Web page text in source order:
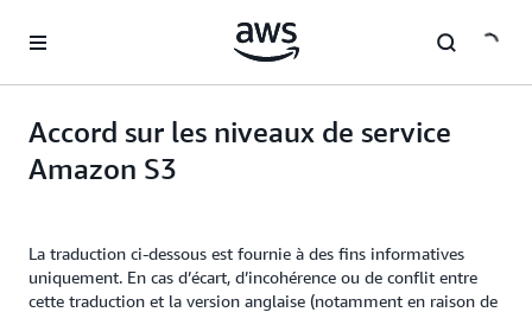
Accord sur les niveaux de service
Amazon S3
La traduction ci-dessous est fournie à des fins informatives
uniquement. En cas d’écart, d’incohérence ou de conflit entre
cette traduction et la version anglaise (notamment en raison de